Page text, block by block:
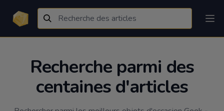
Recherche parmi des
centaines d'articles